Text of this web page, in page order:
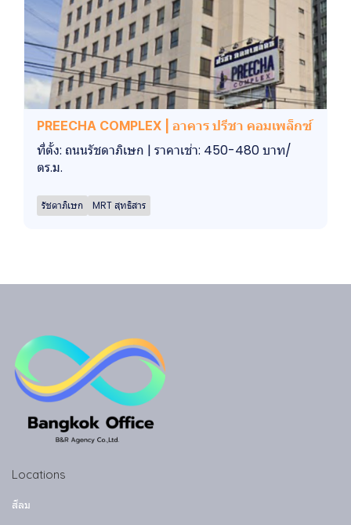
PREECHA COMPLEX | อาคาร ปรีชา คอมเพล็กซ์
ที่ตั้ง: ถนนรัชดาภิเษก | ราคาเช่า: 450-480 บาท/
ตร.ม.
รัชดาภิเษก MRT สุทธิสาร
Locations
สีลม